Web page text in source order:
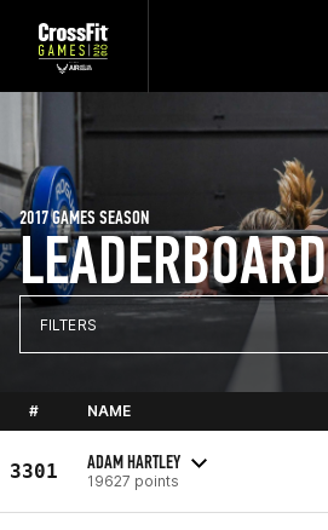
LEADERBOARD
2017 GAMES SEASON
FILTERS
# NAME
3301 ADAM HARTLEY
19627 points